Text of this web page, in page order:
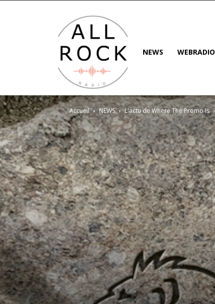
NEWS WEBRADIO
Accueil NEWS L'actu de Where The Promo Is